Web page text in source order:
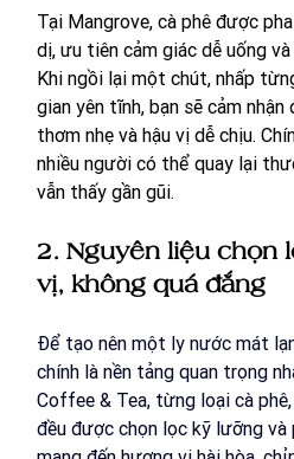
Tại Mangrove, cà phê được
dị, ưu tiên cảm giác dễ uống
Khi ngồi lại một chút, nhấp
gian yên tĩnh, bạn sẽ cảm
thơm nhẹ và hậu vị dễ chịu.
nhiều người có thể quay lại
vẫn thấy gần gũi.
2. Nguyên liệu chọn
vị, không quá đắng
Để tạo nên một ly nước mát
chính là nền tảng quan trọng
Coffee & Tea, từng loại cà
đều được chọn lọc kỹ lưỡng và